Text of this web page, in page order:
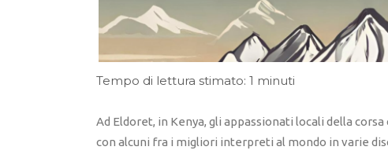
Tempo di lettura stimato: 1 minuti
Ad Eldoret, in Kenya, gli appassionati locali della
con alcuni fra i migliori interpreti al mondo in varie